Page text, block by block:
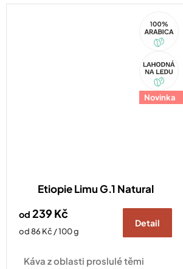
Novinka
Arabica
Etiopie Limu G.1 Natural
od 239 Kč
Měrná
od 86 Kč / 100 g
Detail
Káva z oblasti proslulé těmi